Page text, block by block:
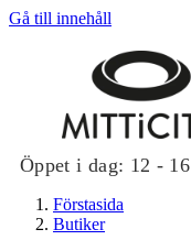
Gå till innehåll
Öppet i dag: 12 - 16
Förstasida
Butiker